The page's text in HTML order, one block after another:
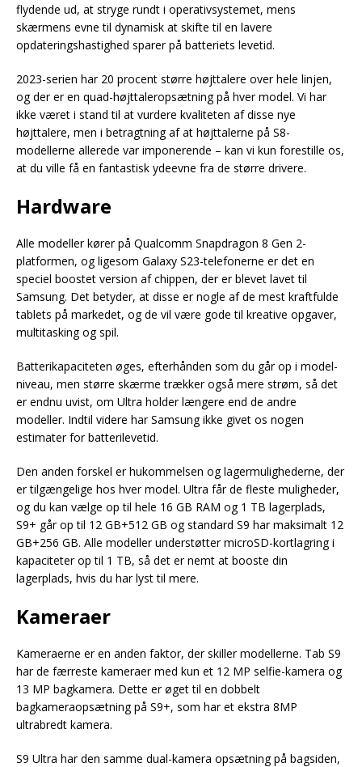
flydende ud, at stryge rundt i operativsystemet, mens
skærmens evne til dynamisk at skifte til en lavere
opdateringshastighed sparer på batteriets levetid.
2023-serien har 20 procent større højttalere over hele linjen,
og der er en quad-højttaleropsætning på hver model. Vi har
ikke været i stand til at vurdere kvaliteten af disse nye
højttalere, men i betragtning af at højttalerne på S8-
modellerne allerede var imponerende – kan vi kun forestille os,
at du ville få en fantastisk ydeevne fra de større drivere.
Hardware
Alle modeller kører på Qualcomm Snapdragon 8 Gen 2-
platformen, og ligesom Galaxy S23-telefonerne er det en
speciel boostet version af chippen, der er blevet lavet til
Samsung. Det betyder, at disse er nogle af de mest kraftfulde
tablets på markedet, og de vil være gode til kreative opgaver,
multitasking og spil.
Batterikapaciteten øges, efterhånden som du går op i model-
niveau, men større skærme trækker også mere strøm, så det
er endnu uvist, om Ultra holder længere end de andre
modeller. Indtil videre har Samsung ikke givet os nogen
estimater for batterilevetid.
Den anden forskel er hukommelsen og lagermulighederne, der
er tilgængelige hos hver model. Ultra får de fleste muligheder,
og du kan vælge op til hele 16 GB RAM og 1 TB lagerplads,
S9+ går op til 12 GB+512 GB og standard S9 har maksimalt 12
GB+256 GB. Alle modeller understøtter microSD-kortlagring i
kapaciteter op til 1 TB, så det er nemt at booste din
lagerplads, hvis du har lyst til mere.
Kameraer
Kameraerne er en anden faktor, der skiller modellerne. Tab S9
har de færreste kameraer med kun et 12 MP selfie-kamera og
13 MP bagkamera. Dette er øget til en dobbelt
bagkameraopsætning på S9+, som har et ekstra 8MP
ultrabredt kamera.
S9 Ultra har den samme dual-kamera opsætning på bagsiden,